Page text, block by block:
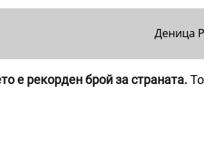
Деница
е рекорден брой за страната.